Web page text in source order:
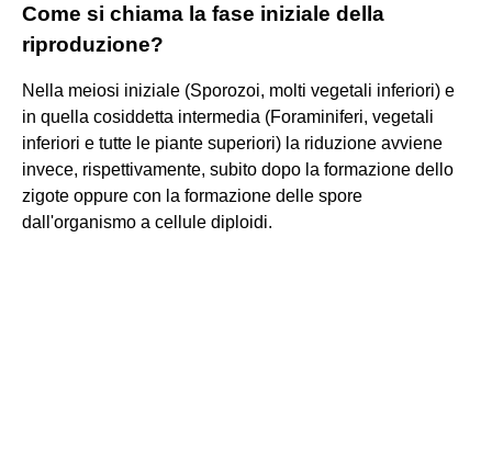
Come si chiama la fase iniziale della
riproduzione?
Nella meiosi iniziale (Sporozoi, molti vegetali inferiori) e
in quella cosiddetta intermedia (Foraminiferi, vegetali
inferiori e tutte le piante superiori) la riduzione avviene
invece, rispettivamente, subito dopo la formazione dello
zigote oppure con la formazione delle spore
dall'organismo a cellule diploidi.